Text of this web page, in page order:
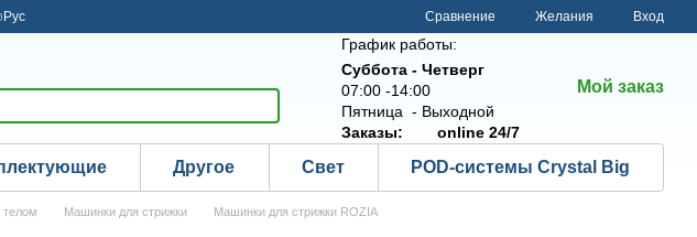
Рус Сравнение Желания Вход
График работы:
Суббота - Четверг
07:00 -14:00
Пятница - Выходной
Заказы:
online 24/7
Мой заказ
Другое Свет POD-системы Crystal Big
телом Машинки для стрижки Машинки для стрижки ROZIA